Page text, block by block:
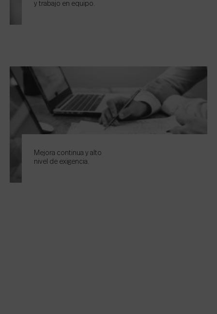
y trabajo en equipo.
Mejora continua y alto
nivel de exigencia.